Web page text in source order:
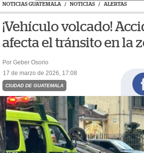
NOTICIAS GUATEMALA / NOTICIAS / ALERTAS
¡Vehículo volcado!
afecta el tránsito en la
Por Geber Osorio
17 de marzo de 2026, 17:08
CIUDAD DE GUATEMALA